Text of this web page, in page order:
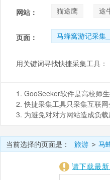
论坛贴吧
网站： 猫途鹰 途
页面： 马蜂窝游记采集
马蜂窝景点采集
马蜂窝娱乐采集
用关键词寻找快捷采集工具：
1. GooSeeker软件是高校师
2. 快捷采集工具只采集互联
3. 为避免对对方网站造成负
当前选择的页面是： 旅游 > 马
请下载最